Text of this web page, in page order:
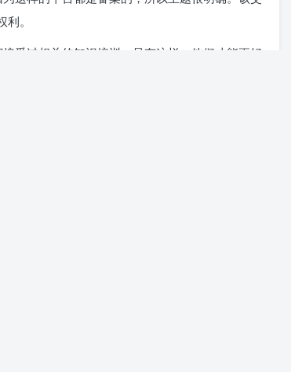
。
受过相关的知识培训。只有这样，他们才能更好